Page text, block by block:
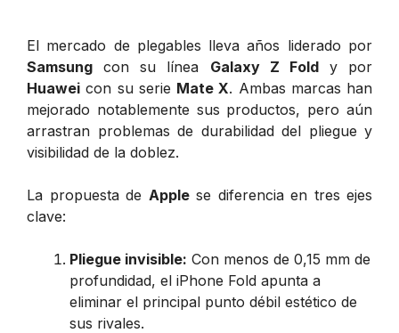
El mercado de plegables lleva años liderado por
Samsung con su línea Galaxy Z Foldy por
Huawei con su serie Mate X. Ambas marcas han
mejorado notablemente sus productos, pero aún
arrastran problemas de durabilidad del pliegue y
visibilidad de la doblez.
La propuesta de Applese diferencia en tres ejes
clave:
Pliegue invisible: Con menos de 0,15 mm de
profundidad, el iPhone Fold apunta a
eliminar el principal punto débil estético de
sus rivales.